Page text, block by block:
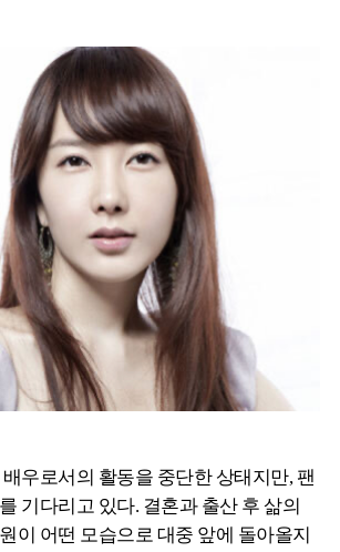
우로서의 활동을 중단한 상태지만, 팬
기다리고 있다. 결혼과 출산 후 삶의
이 어떤 모습으로 대중 앞에 돌아올지